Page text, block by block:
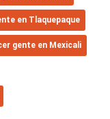
en Tlaquepaque
gente en Mexicali